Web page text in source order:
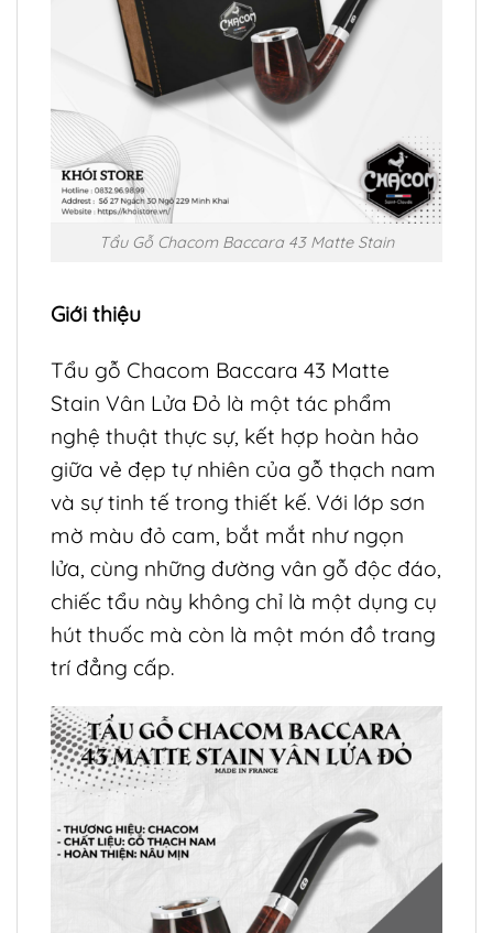
Tẩu Gỗ Chacom Baccara 43 Matte Stain
Giới thiệu
Tẩu gỗ Chacom Baccara 43 Matte
Stain Vân Lửa Đỏ là một tác phẩm
nghệ thuật thực sự, kết hợp hoàn hảo
giữa vẻ đẹp tự nhiên của gỗ thạch nam
và sự tinh tế trong thiết kế. Với lớp sơn
mờ màu đỏ cam, bắt mắt như ngọn
lửa, cùng những đường vân gỗ độc đáo,
chiếc tẩu này không chỉ là một dụng cụ
hút thuốc mà còn là một món đồ trang
trí đẳng cấp.